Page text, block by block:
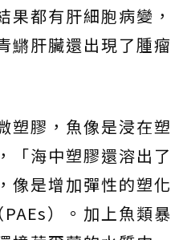
果都有肝細胞病變，
鱂肝臟還出現了腫瘤
塑膠，魚像是浸在塑
「海中塑膠還溶出了
像是增加彈性的塑化
）。加上魚類暴